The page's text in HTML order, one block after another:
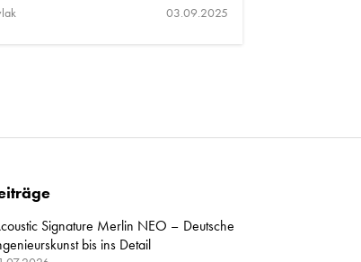
03.09.2025
Signature Merlin NEO – Deutsche
bis ins Detail